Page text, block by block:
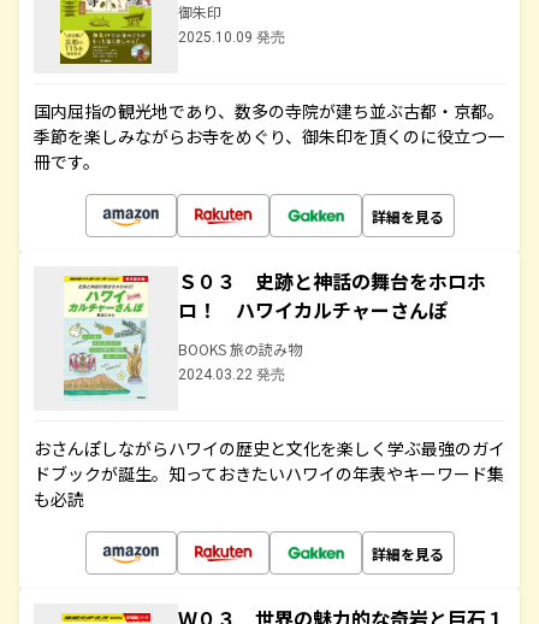
御朱印
2025.10.09 発売
国内屈指の観光地であり、数多の寺院が建ち並ぶ古都・京都。
季節を楽しみながらお寺をめぐり、御朱印を頂くのに役立つ一
冊です。
詳細を見る
Ｓ０３ 史跡と神話の舞台をホロホ
ロ！ ハワイカルチャーさんぽ
BOOKS 旅の読み物
2024.03.22 発売
おさんぽしながらハワイの歴史と文化を楽しく学ぶ最強のガイ
ドブックが誕生。知っておきたいハワイの年表やキーワード集
も必読
詳細を見る
Ｗ０３ 世界の魅力的な奇岩と巨石１